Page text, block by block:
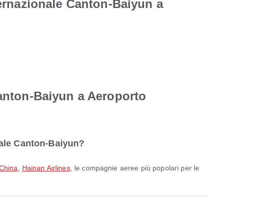
Canton-Baiyun a
Baiyun a Aeroporto
Canton-Baiyun?
Hainan Airlines, le compagnie aeree più popolari per le